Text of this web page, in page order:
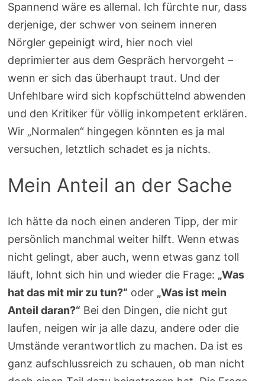
Spannend wäre es allemal. Ich fürchte nur, dass
derjenige, der schwer von seinem inneren
Nörgler gepeinigt wird, hier noch viel
deprimierter aus dem Gespräch hervorgeht –
wenn er sich das überhaupt traut. Und der
Unfehlbare wird sich kopfschüttelnd abwenden
und den Kritiker für völlig inkompetent erklären.
Wir „Normalen“ hingegen könnten es ja mal
versuchen, letztlich schadet es ja nichts.
Mein Anteil an der Sache
Ich hätte da noch einen anderen Tipp, der mir
persönlich manchmal weiter hilft. Wenn etwas
nicht gelingt, aber auch, wenn etwas ganz toll
läuft, lohnt sich hin und wieder die Frage: „Was
hat das mit mir zu tun?“ oder „Was ist mein
Anteil daran?“ Bei den Dingen, die nicht gut
laufen, neigen wir ja alle dazu, andere oder die
Umstände verantwortlich zu machen. Da ist es
ganz aufschlussreich zu schauen, ob man nicht